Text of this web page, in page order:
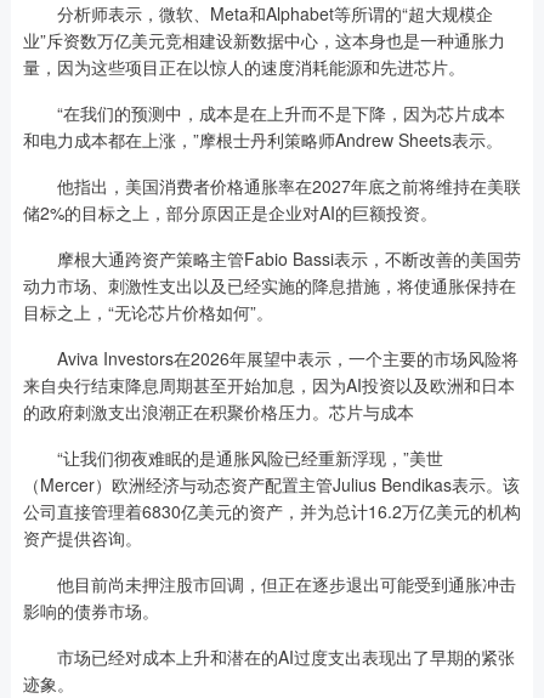
分析师表示，微软、Meta和Alphabet等所谓的“超大规模企
业”斥资数万亿美元竞相建设新数据中心，这本身也是一种通胀力
量，因为这些项目正在以惊人的速度消耗能源和先进芯片。
“在我们的预测中，成本是在上升而不是下降，因为芯片成本
和电力成本都在上涨，”摩根士丹利策略师Andrew Sheets表示。
他指出，美国消费者价格通胀率在2027年底之前将维持在美联
储2%的目标之上，部分原因正是企业对AI的巨额投资。
摩根大通跨资产策略主管Fabio Bassi表示，不断改善的美国劳
动力市场、刺激性支出以及已经实施的降息措施，将使通胀保持在
目标之上，“无论芯片价格如何”。
Aviva Investors在2026年展望中表示，一个主要的市场风险将
来自央行结束降息周期甚至开始加息，因为AI投资以及欧洲和日本
的政府刺激支出浪潮正在积聚价格压力。芯片与成本
“让我们彻夜难眠的是通胀风险已经重新浮现，”美世
（Mercer）欧洲经济与动态资产配置主管Julius Bendikas表示。该
公司直接管理着6830亿美元的资产，并为总计16.2万亿美元的机构
资产提供咨询。
他目前尚未押注股市回调，但正在逐步退出可能受到通胀冲击
影响的债券市场。
市场已经对成本上升和潜在的AI过度支出表现出了早期的紧张
迹象。